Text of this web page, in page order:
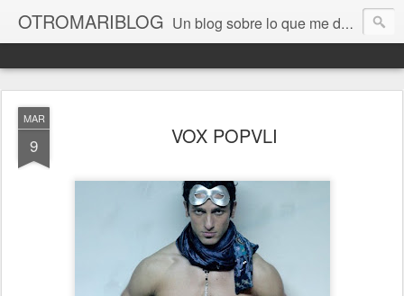
OTROMARIBLOG Un blog sobre lo que me da la gana, así en general, desde lo personal a cuestiones LGTB, vamos, mis mariconadas y esas cosas del Orgullo, la reivindicación y, en general, de reclamar las cosas que son justas y que cada cual haga lo que le venga en gana siempre que no moleste al vecino; cosas que ver, visitar... algún viaje... de todo un poco. Ah, y aquí a las chivatas no las queremos ver ni en pintura.
MAR
9 VOX POPVLI